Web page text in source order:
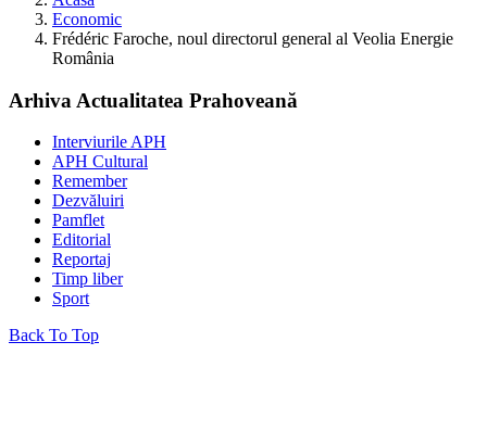
Economic
Frédéric Faroche, noul directorul general al Veolia Energie
România
Arhiva Actualitatea Prahoveană
Interviurile APH
APH Cultural
Remember
Dezvăluiri
Pamflet
Editorial
Reportaj
Timp liber
Sport
Back To Top